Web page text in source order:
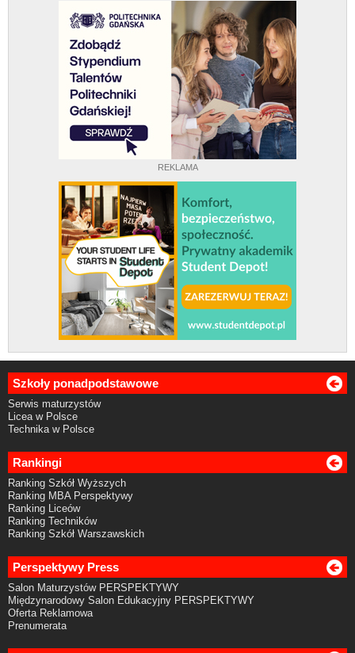
REKLAMA
Szkoły ponadpodstawowe
Serwis maturzystów
Licea w Polsce
Technika w Polsce
Rankingi
Ranking Szkół Wyższych
Ranking MBA Perspektywy
Ranking Liceów
Ranking Techników
Ranking Szkół Warszawskich
Perspektywy Press
Salon Maturzystów PERSPEKTYWY
Międzynarodowy Salon Edukacyjny PERSPEKTYWY
Oferta Reklamowa
Prenumerata